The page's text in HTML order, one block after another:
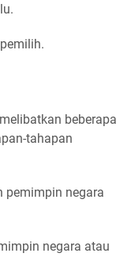
beberapa
tahapan
pemimpin negara
negara atau